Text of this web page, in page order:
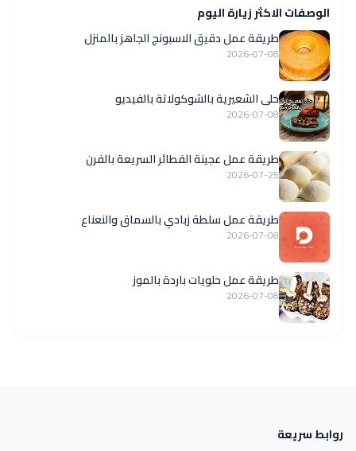
الوصفات الاكثر زيارة اليوم
طريقة عمل دقيق الاسبونج الجاهز بالمنزل
2026-07-08
حلى الشعيرية بالشوكولاتة بالفيديو
2026-07-08
طريقة عمل عجينة الفطائر السريعة بالفرن
2026-07-25
طريقة عمل سلطة زبادي بالسماق والنعناع
2026-07-08
طريقة عمل حلويات باردة بالموز
2026-07-08
روابط سريعة